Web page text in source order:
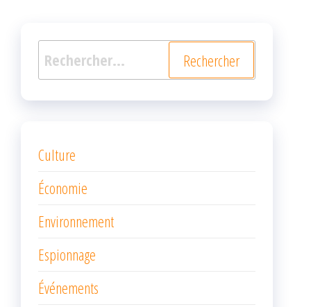
Rechercher :
Culture
Économie
Environnement
Espionnage
Événements